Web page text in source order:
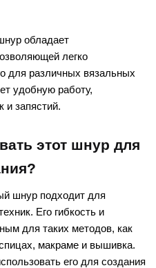
обладает
легко
для различных вязальных
удобную работу,
и запястий.
этот шнур для
шнур подходит для
Его гибкость и
для таких методов, как
макраме и вышивка.
его для создания